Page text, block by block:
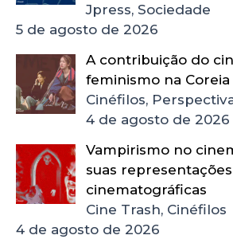
Jpress, Sociedade
5 de agosto de 2026
A contribuição do
feminismo na Coreia
Cinéfilos,
4 de agosto de 2026
Vampirismo no
suas representações
cinematográficas
Cine Trash, Cinéfilos
4 de agosto de 2026